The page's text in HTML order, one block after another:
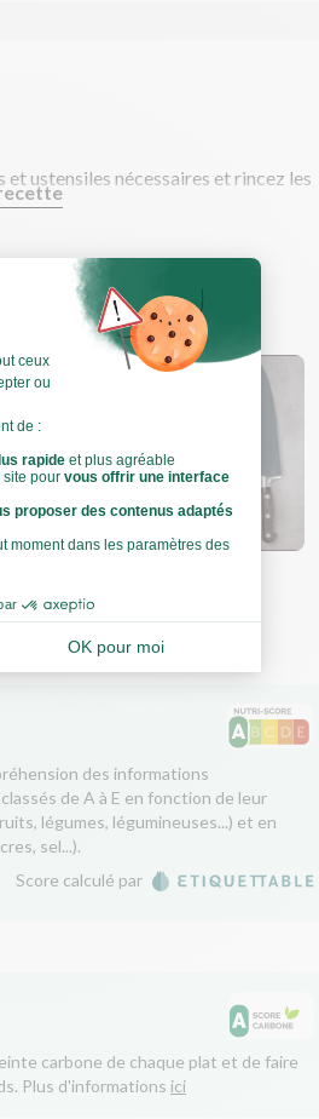
ustensiles nécessaires et rincez les
des informations
de A à E en fonction de leur
légumes, légumineuses...) et en
sel...).
Score calculé par
carbone de chaque plat et de faire
Plus d'informations ici